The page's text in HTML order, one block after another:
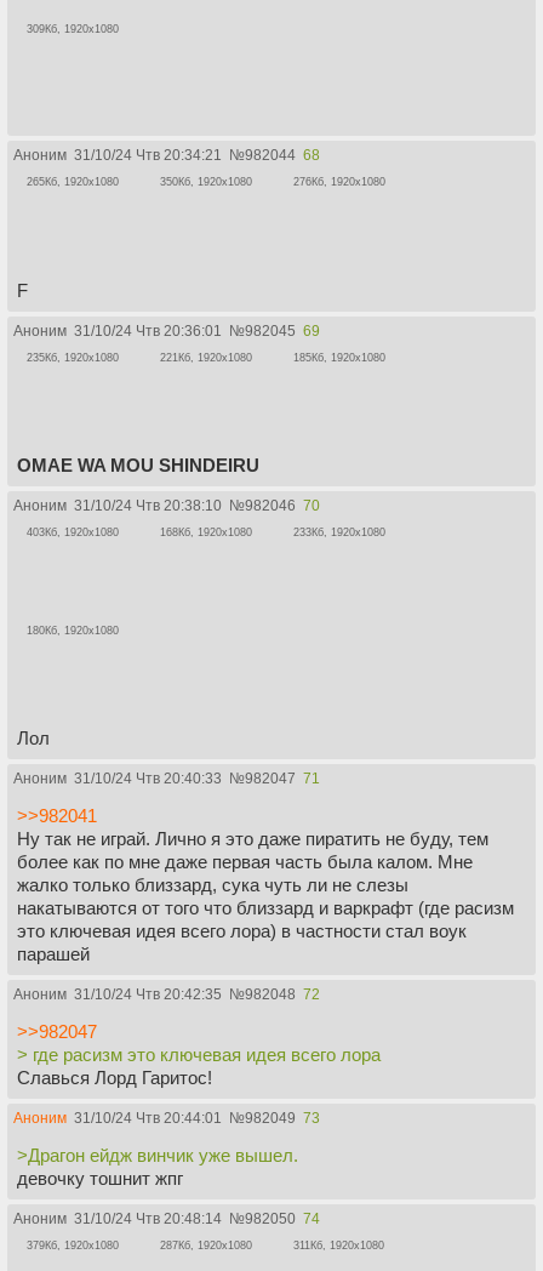
309Кб, 1920x1080
Аноним 31/10/24 Чтв 20:34:21 №982044 68
265Кб, 1920x1080 350Кб, 1920x1080 276Кб, 1920x1080
F
Аноним 31/10/24 Чтв 20:36:01 №982045 69
235Кб, 1920x1080 221Кб, 1920x1080 185Кб, 1920x1080
OMAE WA MOU SHINDEIRU
Аноним 31/10/24 Чтв 20:38:10 №982046 70
403Кб, 1920x1080 168Кб, 1920x1080 233Кб, 1920x1080
180Кб, 1920x1080
Лол
Аноним 31/10/24 Чтв 20:40:33 №982047 71
>>982041
Ну так не играй. Лично я это даже пиратить не буду, тем
более как по мне даже первая часть была калом. Мне
жалко только близзард, сука чуть ли не слезы
накатываются от того что близзард и варкрафт (где расизм
это ключевая идея всего лора) в частности стал воук
парашей
Аноним 31/10/24 Чтв 20:42:35 №982048 72
>>982047
> где расизм это ключевая идея всего лора
Славься Лорд Гаритос!
Аноним 31/10/24 Чтв 20:44:01 №982049 73
>Драгон ейдж винчик уже вышел.
девочку тошнит жпг
Аноним 31/10/24 Чтв 20:48:14 №982050 74
379Кб, 1920x1080 287Кб, 1920x1080 311Кб, 1920x1080